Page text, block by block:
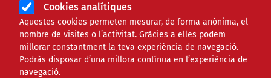
Cookies analítiques
Aquestes cookies permeten mesurar, de forma anònima, el
nombre de visites o l’activitat. Gràcies a elles podem
millorar constantment la teva experiència de navegació.
Podràs disposar d’una millora contínua en l’experiència de
navegació.
7 alternatives de codi obert a
eines d’intel·ligència artificial